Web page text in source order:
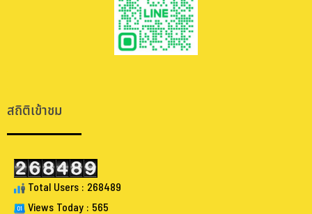
สถิติเข้าชม
Total Users : 268489
Views Today : 565